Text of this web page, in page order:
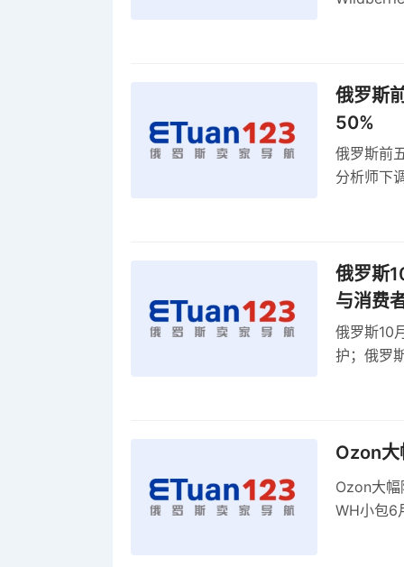
俄罗斯
50%
俄罗斯前
分析师下
俄罗斯
与消费
俄罗斯10
护；俄罗
Ozon大
Ozon大
WH小包6